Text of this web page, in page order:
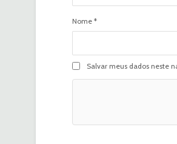
Nome *
Salvar meus dados neste